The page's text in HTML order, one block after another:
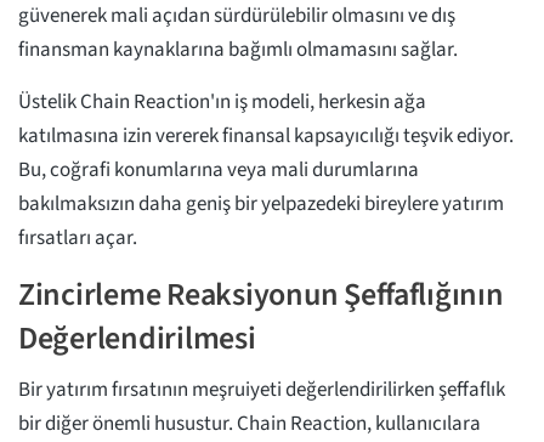
güvenerek mali açıdan sürdürülebilir olmasını ve dış
finansman kaynaklarına bağımlı olmamasını sağlar.
Üstelik Chain Reaction'ın iş modeli, herkesin ağa
katılmasına izin vererek finansal kapsayıcılığı teşvik ediyor.
Bu, coğrafi konumlarına veya mali durumlarına
bakılmaksızın daha geniş bir yelpazedeki bireylere yatırım
fırsatları açar.
Zincirleme Reaksiyonun Şeffaflığının
Değerlendirilmesi
Bir yatırım fırsatının meşruiyeti değerlendirilirken şeffaflık
bir diğer önemli husustur. Chain Reaction, kullanıcılara